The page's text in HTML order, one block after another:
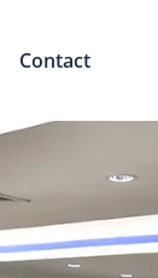
Contact